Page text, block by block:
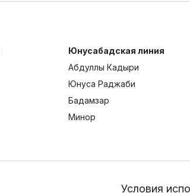
Юнусабадская линия
Абдуллы Кадыри
Юнуса Раджаби
Бадамзар
Минор
Условия